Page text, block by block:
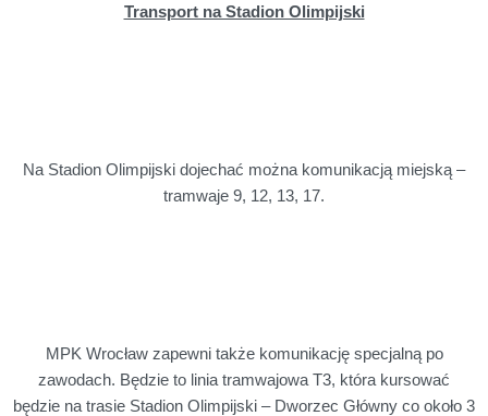
Transport na Stadion Olimpijski
Na Stadion Olimpijski dojechać można komunikacją miejską –
tramwaje 9, 12, 13, 17.
MPK Wrocław zapewni także komunikację specjalną po
zawodach. Będzie to linia tramwajowa T3, która kursować
będzie na trasie Stadion Olimpijski – Dworzec Główny co około 3